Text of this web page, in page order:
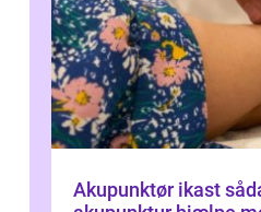
Akupunktør ikast sådan kan